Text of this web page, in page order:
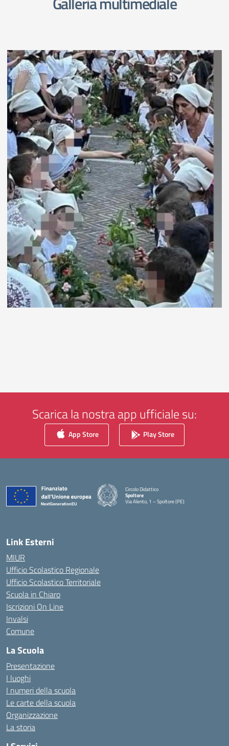
Scarica la nostra app ufficiale su:
App Store Play Store
Circolo Didattico
Spoltore
Via Alento, 1 – Spoltore (PE)
— Visita la pagina iniziale della scuola
Link Esterni
MIUR
Ufficio Scolastico Regionale
Ufficio Scolastico Territoriale
Scuola in Chiaro
Iscrizioni On Line
Invalsi
Comune
La Scuola
Presentazione
I luoghi
I numeri della scuola
Le carte della scuola
Organizzazione
La storia